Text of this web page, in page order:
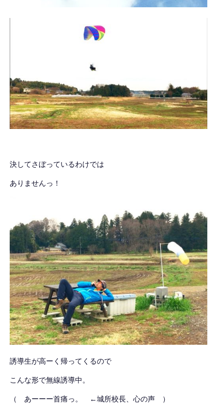
決してさぼっているわけでは
ありませんっ！
誘導生が高ーく帰ってくるので
こんな形で無線誘導中。
（ あーーー首痛っ。 ←城所校長、心の声 ）